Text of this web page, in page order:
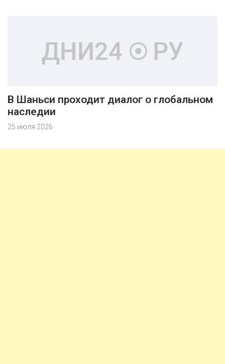
В Шаньси проходит диалог о глобальном
наследии
25 июля 2026